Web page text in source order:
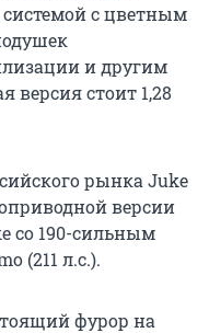
с цветным
и другим
версия стоит 1,28
рынка Juke
версии
со 190-сильным
(211 л.с.).
фурор на